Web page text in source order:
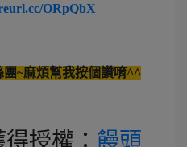
ORpQbX
~麻煩幫我按個讚唷^^
授權： 饅頭